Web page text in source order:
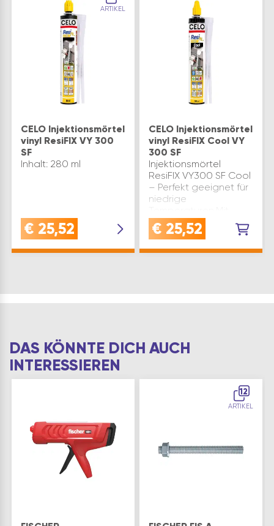
ARTIKEL
CELO Injektionsmörtel
vinyl ResiFIX VY 300
SF
Inhalt: 280 ml
€ 25,52
CELO Injektionsmörtel
vinyl ResiFIX Cool VY
300 SF
Injektionsmörtel
ResiFIX VY300 SF Cool
– Perfekt geeignet für
niedrige
Injektionsmörtel
ResiFIX VY300 SF Cool
Allround-Produkt für
€ 25,52
DAS KÖNNTE DICH AUCH
INTERESSIEREN
12
ARTIKEL